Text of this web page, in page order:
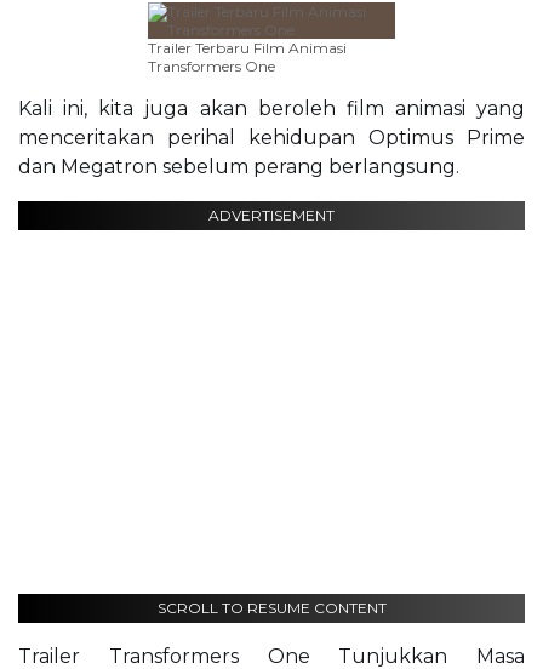
Trailer Terbaru Film Animasi
Transformers One
Kali ini, kita juga akan beroleh film animasi yang
menceritakan perihal kehidupan Optimus Prime
dan Megatron sebelum perang berlangsung.
ADVERTISEMENT
SCROLL TO RESUME CONTENT
Trailer Transformers One Tunjukkan Masa